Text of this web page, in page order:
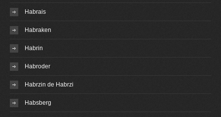
Habrais
Habraken
Habrin
Habroder
Habrzin de Habrzi
Habsberg